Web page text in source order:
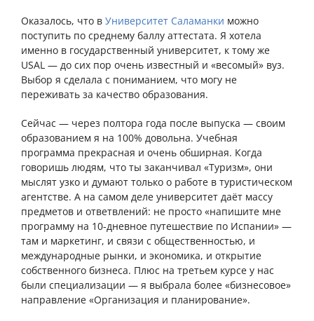
Оказалось, что в Университет Саламанки можно
поступить по среднему баллу аттестата. Я хотела
именно в государственный университет, к тому же
USAL — до сих пор очень известный и «весомый» вуз.
Выбор я сделала с пониманием, что могу не
переживать за качество образования.
Сейчас — через полтора года после выпуска — своим
образованием я на 100% довольна. Учебная
программа прекрасная и очень обширная. Когда
говоришь людям, что ты заканчивал «Туризм», они
мыслят узко и думают только о работе в туристическом
агентстве. А на самом деле университет даёт массу
предметов и ответвлений: не просто «напишите мне
программу на 10-дневное путешествие по Испании» —
там и маркетинг, и связи с общественностью, и
международные рынки, и экономика, и открытие
собственного бизнеса. Плюс на третьем курсе у нас
были специализации — я выбрала более «бизнесовое»
направление «Организация и планирование».